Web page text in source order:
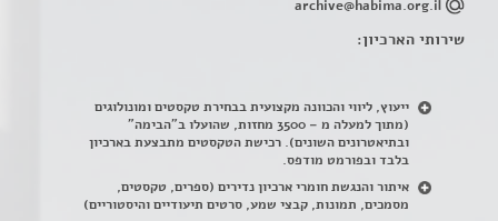
archive@habima.org.il
שירותי הארכיון:
ייעוץ, ליווי והכוונה מקצועית בבחירת טקסטים ומונולוגים
(מתוך למעלה מ – 3500 מחזות, שהועלו ב"הבימה"
ובתיאטרונים השונים). רכישת הטקסטים מתבצעת בארכיון
בלבד ובפורמט מודפס.
איתור והנגשת חומרי ארכיון נדירים (ספרים, טקסטים,
מסמכים, תמונות, קבצי שמע, סרטים תיעודיים והיסטוריים)